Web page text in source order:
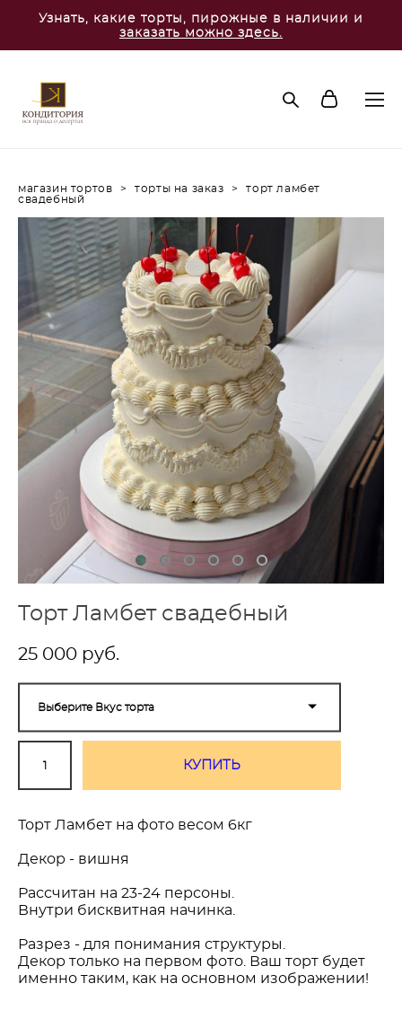
Узнать, какие торты, пирожные в наличии и
заказать можно здесь.
магазин тортов > торты на заказ >
торт ламбет
свадебный
Торт Ламбет свадебный
25 000 pуб.
Выберите Вкус торта
КУПИТЬ
Торт Ламбет на фото весом 6кг
Декор - вишня
Рассчитан на 23-24 персоны.
Внутри бисквитная начинка.
Разрез - для понимания структуры.
Декор только на первом фото. Ваш торт будет
именно таким, как на основном изображении!